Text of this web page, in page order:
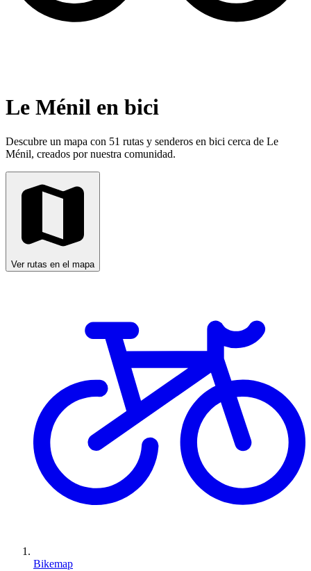
Le Ménil en bici
Descubre un mapa con 51 rutas y senderos en bici cerca de Le
Ménil, creados por nuestra comunidad.
Ver rutas en el mapa
Bikemap